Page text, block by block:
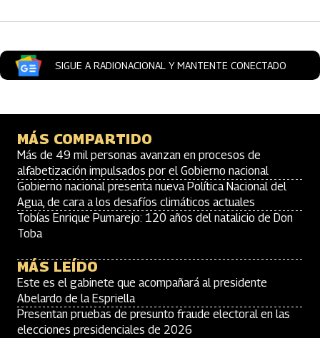
SIGUE A RADIONACIONAL Y MANTENTE CONECTADO
MÁS COMPARTIDO
Más de 49 mil personas avanzan en procesos de
alfabetización impulsados por el Gobierno nacional
Gobierno nacional presenta nueva Política Nacional del
Agua, de cara a los desafíos climáticos actuales
Tobías Enrique Pumarejo: 120 años del natalicio de Don
Toba
MÁS LEÍDO
Este es el gabinete que acompañará al presidente
Abelardo de la Espriella
Presentan pruebas de presunto fraude electoral en las
elecciones presidenciales de 2026